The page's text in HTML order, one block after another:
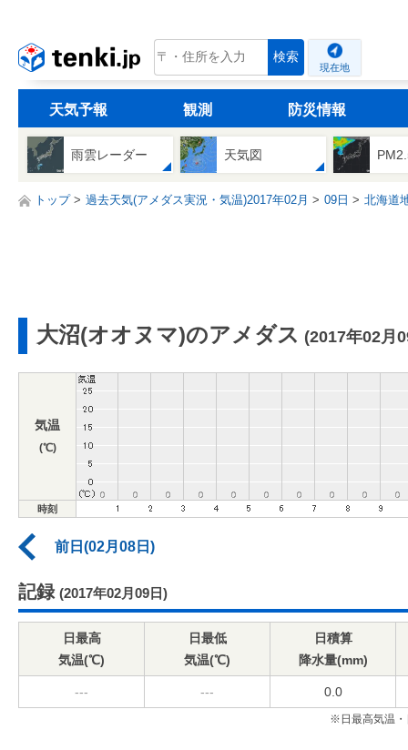
tenki.jp 検索
現在地
天気予報 観測 防災情報
雨雲レーダー 天気図
トップ 過去天気(アメダス実況・気温)2017年02月 09日 北海道
大沼(オオヌマ)のアメダス (2017年02月
気温
(℃)
時刻
前日(02月08日)
記録 (2017年02月09日)
日最高
気温(℃)
日最低
気温(℃)
日積算
降水量(mm)
--- --- 0.0
※日最高気温・